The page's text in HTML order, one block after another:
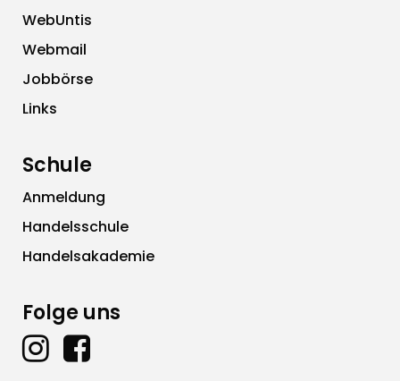
WebUntis
Webmail
Jobbörse
Links
Schule
Anmeldung
Handelsschule
Handelsakademie
Folge uns